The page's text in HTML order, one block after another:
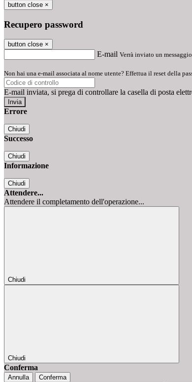
button close ×
Recupero password
button close ×
E-mail Verrà inviato un
Non hai una e-mail associata al nome utente? Effettua il reset della
E-mail inviata, si prega di controllare la casella di posta
Errore
Chiudi
Successo
Chiudi
Informazione
Chiudi
Attendere...
Attendere il completamento dell'operazione...
Chiudi
Chiudi
Conferma
Annulla Conferma